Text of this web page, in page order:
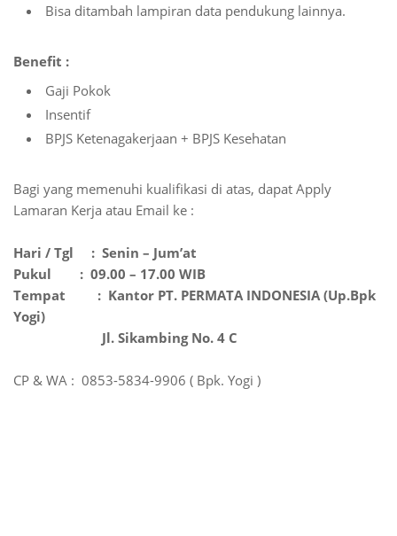
Bisa ditambah lampiran data pendukung lainnya.
Benefit :
Gaji Pokok
Insentif
BPJS Ketenagakerjaan + BPJS Kesehatan
Bagi yang memenuhi kualifikasi di atas, dapat Apply
Lamaran Kerja atau Email ke :
Hari / Tgl : Senin – Jum’at
Pukul
: 09.00 – 17.00 WIB
Tempat : Kantor PT. PERMATA INDONESIA (Up.Bpk
Yogi)
Jl. Sikambing No. 4 C
CP & WA : 0853-5834-9906 ( Bpk. Yogi )